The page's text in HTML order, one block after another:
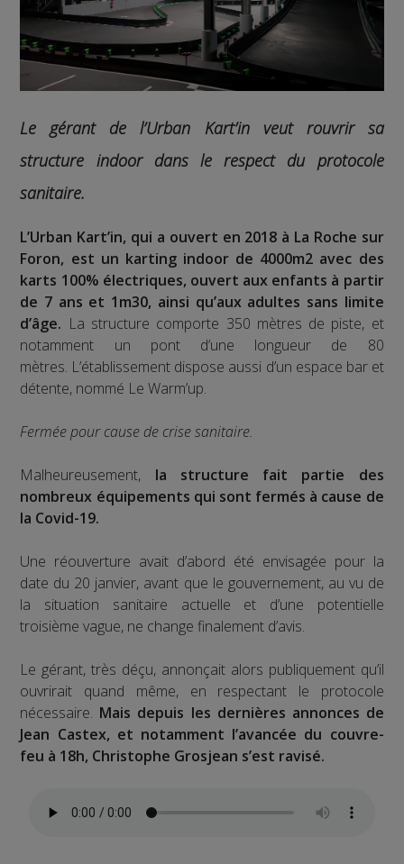
Le gérant de l’Urban Kart’in veut rouvrir sa
structure indoor dans le respect du protocole
sanitaire.
L’Urban Kart’in, qui a ouvert en 2018 à La Roche sur
Foron, est un karting indoor de 4000m2 avec des
karts 100% électriques, ouvert aux enfants à partir
de 7 ans et 1m30, ainsi qu’aux adultes sans limite
d’âge. La structure comporte 350 mètres de piste, et
notamment un pont d’une longueur de 80
mètres. L’établissement dispose aussi d’un espace bar et
détente, nommé Le Warm’up.
Fermée pour cause de crise sanitaire.
Malheureusement, la structure fait partie des
nombreux équipements qui sont fermés à cause de
la Covid-19.
Une réouverture avait d’abord été envisagée pour la
date du 20 janvier, avant que le gouvernement, au vu de
la situation sanitaire actuelle et d’une potentielle
troisième vague, ne change finalement d’avis.
Le gérant, très déçu, annonçait alors publiquement qu’il
ouvrirait quand même, en respectant le protocole
nécessaire. Mais depuis les dernières annonces de
Jean Castex, et notamment l’avancée du couvre-
feu à 18h, Christophe Grosjean s’est ravisé.